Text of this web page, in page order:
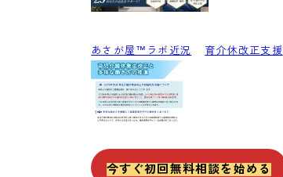
あさが屋™ラボ近況 育介休改正支援
今すぐ初回無料相談を始める